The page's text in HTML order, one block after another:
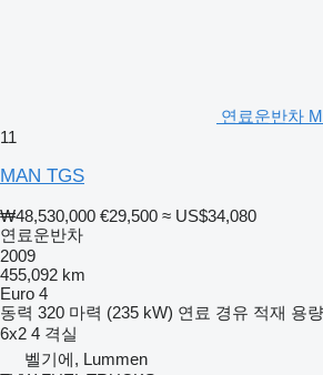
연료운반차
11
MAN TGS
₩48,530,000 €29,500 ≈ US$34,080
연료운반차
2009
455,092 km
Euro 4
동력 320 마력 (235 kW) 연료 경유 적재 용량
6x2 4 격실
벨기에, Lummen